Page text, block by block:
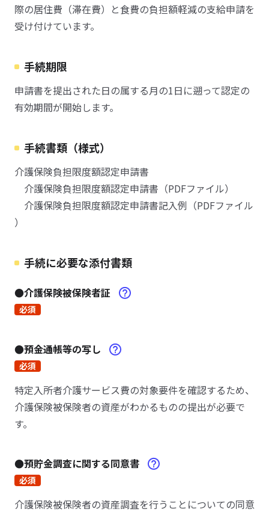
際の居住費（滞在費）と食費の負担額軽減の支給申請を
受け付けています。
手続期限
申請書を提出された日の属する月の1日に遡って認定の
有効期間が開始します。
手続書類（様式）
介護保険負担限度額認定申請書
介護保険負担限度額認定申請書（PDFファイル）
介護保険負担限度額認定申請書記入例（PDFファイル
）
手続に必要な添付書類
●介護保険被保険者証
必須
●預金通帳等の写し
必須
特定入所者介護サービス費の対象要件を確認するため、
介護保険被保険者の資産がわかるものの提出が必要で
す。
●預貯金調査に関する同意書
必須
介護保険被保険者の資産調査を行うことについての同意